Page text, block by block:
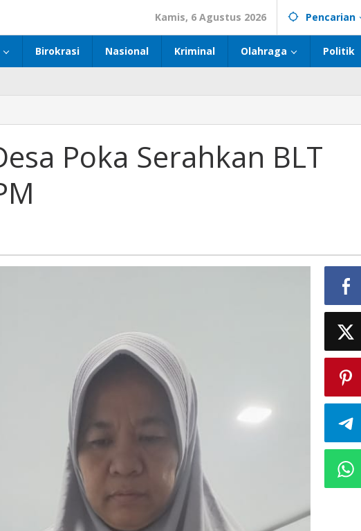
Kamis, 6 Agustus 2026 Pencarian
Birokrasi Nasional Kriminal Olahraga Politik
Poka Serahkan BLT